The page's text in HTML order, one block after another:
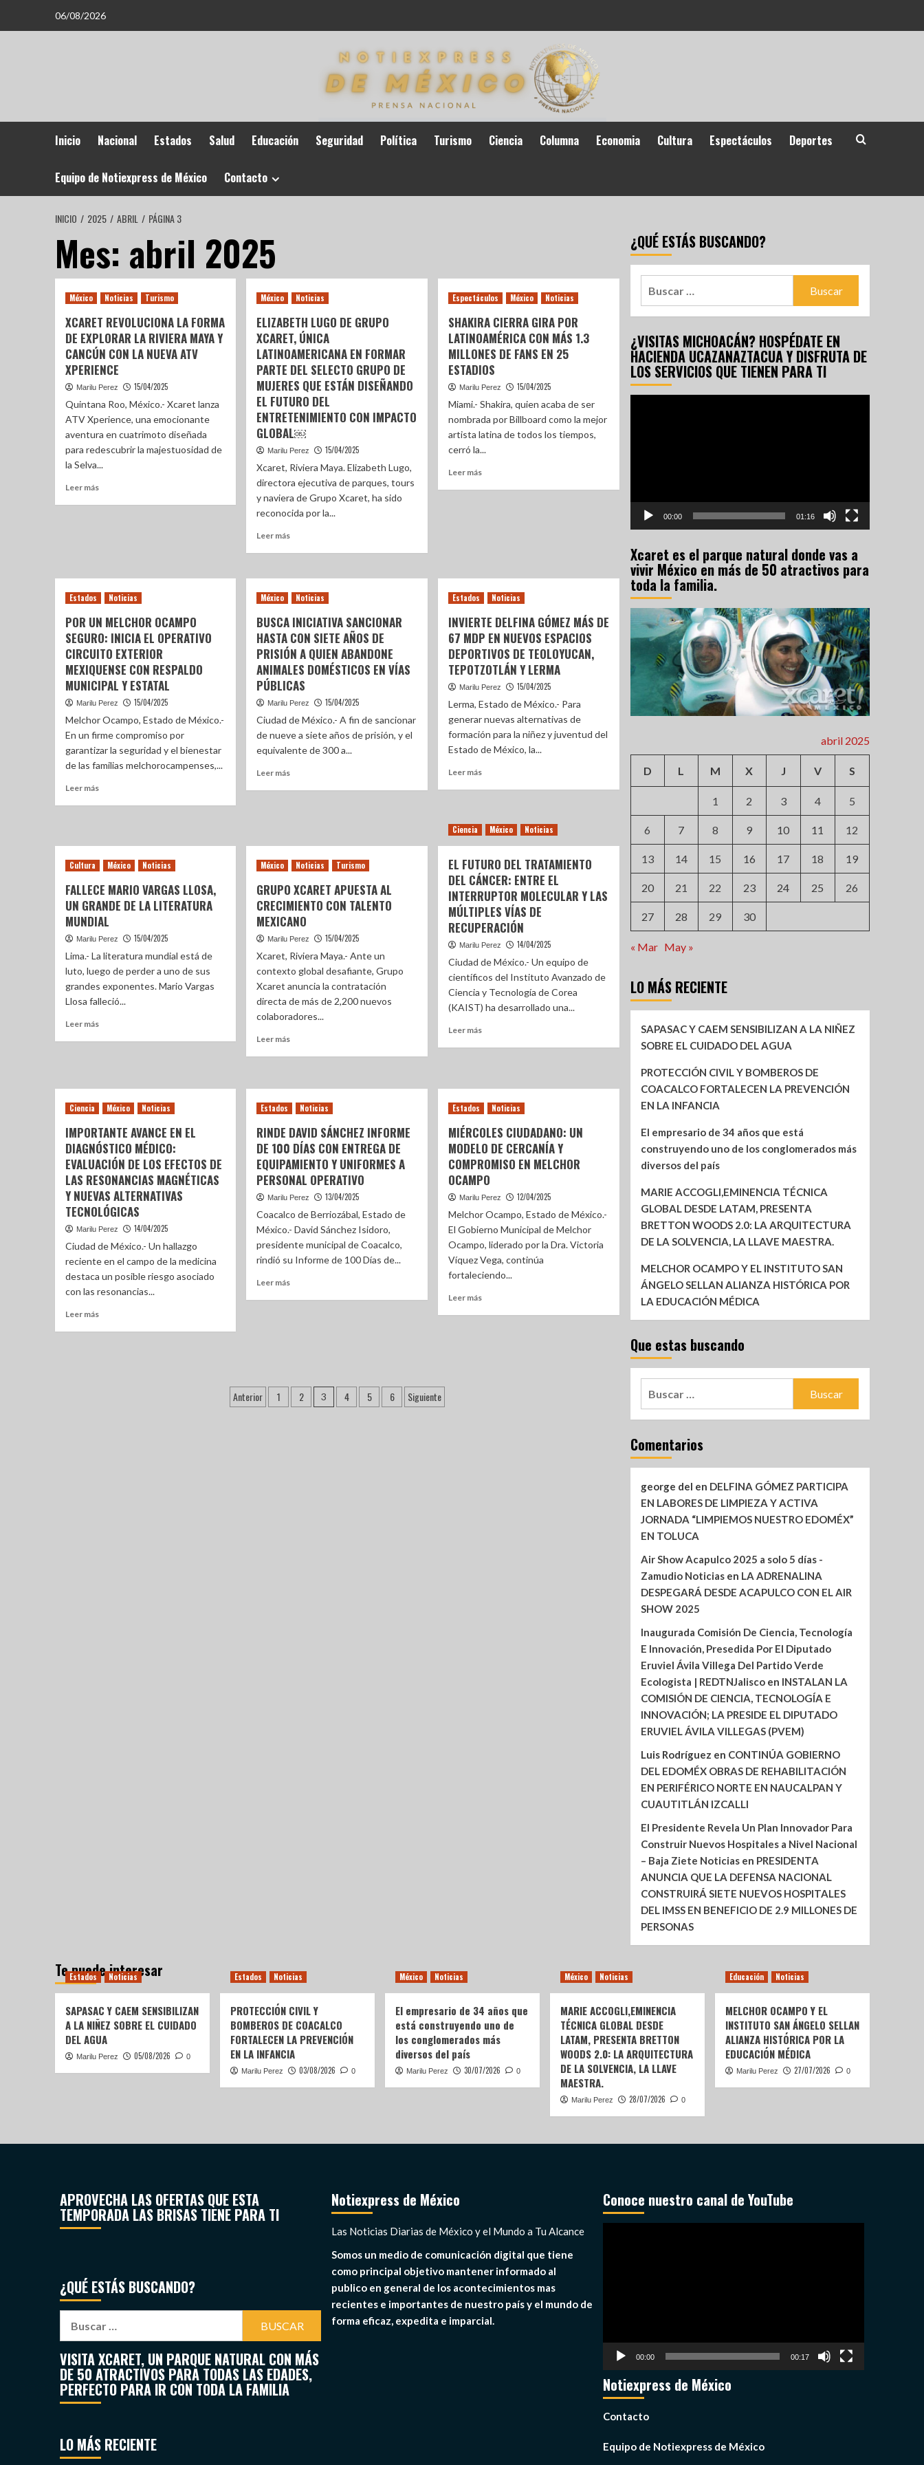
06/08/2026
Inicio Nacional Estados Salud Educación Seguridad Política Turismo Ciencia Columna Economia Cultura Espectáculos Deportes
Equipo de Notiexpress de México Contacto
INICIO 2025 ABRIL PÁGINA 3
Mes: abril 2025
México Noticias Turismo
XCARET REVOLUCIONA LA FORMA
DE EXPLORAR LA RIVIERA MAYA Y
CANCÚN CON LA NUEVA ATV
XPERIENCE
Marilu Perez 15/04/2025
Quintana Roo, México.- Xcaret lanza
ATV Xperience, una emocionante
aventura en cuatrimoto diseñada
para redescubrir la majestuosidad de
la Selva...
Leer más
México Noticias
ELIZABETH LUGO DE GRUPO
XCARET, ÚNICA
LATINOAMERICANA EN FORMAR
PARTE DEL SELECTO GRUPO DE
MUJERES QUE ESTÁN DISEÑANDO
EL FUTURO DEL
ENTRETENIMIENTO CON IMPACTO
GLOBAL￼
Marilu Perez 15/04/2025
Xcaret, Riviera Maya. Elizabeth Lugo,
directora ejecutiva de parques, tours
y naviera de Grupo Xcaret, ha sido
reconocida por la...
Leer más
Espectáculos México Noticias
SHAKIRA CIERRA GIRA POR
LATINOAMÉRICA CON MÁS 1.3
MILLONES DE FANS EN 25
ESTADIOS
Marilu Perez 15/04/2025
Miami.- Shakira, quien acaba de ser
nombrada por Billboard como la mejor
artista latina de todos los tiempos,
cerró la...
Leer más
Estados Noticias
POR UN MELCHOR OCAMPO
SEGURO: INICIA EL OPERATIVO
CIRCUITO EXTERIOR
MEXIQUENSE CON RESPALDO
MUNICIPAL Y ESTATAL
Marilu Perez 15/04/2025
Melchor Ocampo, Estado de México.-
En un firme compromiso por
garantizar la seguridad y el bienestar
de las familias melchorocampenses,...
Leer más
México Noticias
BUSCA INICIATIVA SANCIONAR
HASTA CON SIETE AÑOS DE
PRISIÓN A QUIEN ABANDONE
ANIMALES DOMÉSTICOS EN VÍAS
PÚBLICAS
Marilu Perez 15/04/2025
Ciudad de México.- A fin de sancionar
de nueve a siete años de prisión, y el
equivalente de 300 a...
Leer más
Estados Noticias
INVIERTE DELFINA GÓMEZ MÁS DE
67 MDP EN NUEVOS ESPACIOS
DEPORTIVOS DE TEOLOYUCAN,
TEPOTZOTLÁN Y LERMA
Marilu Perez 15/04/2025
Lerma, Estado de México.- Para
generar nuevas alternativas de
formación para la niñez y juventud del
Estado de México, la...
Leer más
Cultura México Noticias
FALLECE MARIO VARGAS LLOSA,
UN GRANDE DE LA LITERATURA
MUNDIAL
Marilu Perez 15/04/2025
Lima.- La literatura mundial está de
luto, luego de perder a uno de sus
grandes exponentes. Mario Vargas
Llosa falleció...
Leer más
México Noticias Turismo
GRUPO XCARET APUESTA AL
CRECIMIENTO CON TALENTO
MEXICANO
Marilu Perez 15/04/2025
Xcaret, Riviera Maya.- Ante un
contexto global desafiante, Grupo
Xcaret anuncia la contratación
directa de más de 2,200 nuevos
colaboradores...
Leer más
Ciencia México Noticias
EL FUTURO DEL TRATAMIENTO
DEL CÁNCER: ENTRE EL
INTERRUPTOR MOLECULAR Y LAS
MÚLTIPLES VÍAS DE
RECUPERACIÓN
Marilu Perez 14/04/2025
Ciudad de México.- Un equipo de
científicos del Instituto Avanzado de
Ciencia y Tecnología de Corea
(KAIST) ha desarrollado una...
Leer más
Ciencia México Noticias
IMPORTANTE AVANCE EN EL
DIAGNÓSTICO MÉDICO:
EVALUACIÓN DE LOS EFECTOS DE
LAS RESONANCIAS MAGNÉTICAS
Y NUEVAS ALTERNATIVAS
TECNOLÓGICAS
Marilu Perez 14/04/2025
Ciudad de México.- Un hallazgo
reciente en el campo de la medicina
destaca un posible riesgo asociado
con las resonancias...
Leer más
Estados Noticias
RINDE DAVID SÁNCHEZ INFORME
DE 100 DÍAS CON ENTREGA DE
EQUIPAMIENTO Y UNIFORMES A
PERSONAL OPERATIVO
Marilu Perez 13/04/2025
Coacalco de Berriozábal, Estado de
México.- David Sánchez Isidoro,
presidente municipal de Coacalco,
rindió su Informe de 100 Días de...
Leer más
Estados Noticias
MIÉRCOLES CIUDADANO: UN
MODELO DE CERCANÍA Y
COMPROMISO EN MELCHOR
OCAMPO
Marilu Perez 12/04/2025
Melchor Ocampo, Estado de México.-
El Gobierno Municipal de Melchor
Ocampo, liderado por la Dra. Victoria
Víquez Vega, continúa
fortaleciendo...
Leer más
Anterior 1 2 3 4 5 6 Siguiente
¿QUÉ ESTÁS BUSCANDO?
¿VISITAS MICHOACÁN? HOSPÉDATE EN
HACIENDA UCAZANAZTACUA Y DISFRUTA DE
LOS SERVICIOS QUE TIENEN PARA TI
00:00 01:16
Xcaret es el parque natural donde vas a
vivir México en más de 50 atractivos para
toda la familia.
abril 2025
D L M X J V S
1 2 3 4 5
6 7 8 9 10 11 12
13 14 15 16 17 18 19
20 21 22 23 24 25 26
27 28 29 30
« Mar May »
LO MÁS RECIENTE
SAPASAC Y CAEM SENSIBILIZAN A LA NIÑEZ
SOBRE EL CUIDADO DEL AGUA
PROTECCIÓN CIVIL Y BOMBEROS DE
COACALCO FORTALECEN LA PREVENCIÓN
EN LA INFANCIA
El empresario de 34 años que está
construyendo uno de los conglomerados más
diversos del país
MARIE ACCOGLI,EMINENCIA TÉCNICA
GLOBAL DESDE LATAM, PRESENTA
BRETTON WOODS 2.0: LA ARQUITECTURA
DE LA SOLVENCIA, LA LLAVE MAESTRA.
MELCHOR OCAMPO Y EL INSTITUTO SAN
ÁNGELO SELLAN ALIANZA HISTÓRICA POR
LA EDUCACIÓN MÉDICA
Que estas buscando
Comentarios
george del en DELFINA GÓMEZ PARTICIPA
EN LABORES DE LIMPIEZA Y ACTIVA
JORNADA “LIMPIEMOS NUESTRO EDOMÉX”
EN TOLUCA
Air Show Acapulco 2025 a solo 5 días -
Zamudio Noticiasen LA ADRENALINA
DESPEGARÁ DESDE ACAPULCO CON EL AIR
SHOW 2025
Inaugurada Comisión De Ciencia, Tecnología
E Innovación, Presedida Por El Diputado
Eruviel Ávila Villega Del Partido Verde
Ecologista | REDTNJaliscoen INSTALAN LA
COMISIÓN DE CIENCIA, TECNOLOGÍA E
INNOVACIÓN; LA PRESIDE EL DIPUTADO
ERUVIEL ÁVILA VILLEGAS (PVEM)
Luis Rodríguez en CONTINÚA GOBIERNO
DEL EDOMÉX OBRAS DE REHABILITACIÓN
EN PERIFÉRICO NORTE EN NAUCALPAN Y
CUAUTITLÁN IZCALLI
El Presidente Revela Un Plan Innovador Para
Construir Nuevos Hospitales a Nivel Nacional
– Baja Ziete Noticiasen PRESIDENTA
ANUNCIA QUE LA DEFENSA NACIONAL
CONSTRUIRÁ SIETE NUEVOS HOSPITALES
DEL IMSS EN BENEFICIO DE 2.9 MILLONES DE
PERSONAS
Te puede interesar
Estados Noticias
SAPASAC Y CAEM SENSIBILIZAN
A LA NIÑEZ SOBRE EL CUIDADO
DEL AGUA
Marilu Perez 05/08/2026 0
Estados Noticias
PROTECCIÓN CIVIL Y
BOMBEROS DE COACALCO
FORTALECEN LA PREVENCIÓN
EN LA INFANCIA
Marilu Perez 03/08/2026 0
México Noticias
El empresario de 34 años que
está construyendo uno de
los conglomerados más
diversos del país
Marilu Perez 30/07/2026 0
México Noticias
MARIE ACCOGLI,EMINENCIA
TÉCNICA GLOBAL DESDE
LATAM, PRESENTA BRETTON
WOODS 2.0: LA ARQUITECTURA
DE LA SOLVENCIA, LA LLAVE
MAESTRA.
Marilu Perez 28/07/2026 0
Educación Noticias
MELCHOR OCAMPO Y EL
INSTITUTO SAN ÁNGELO SELLAN
ALIANZA HISTÓRICA POR LA
EDUCACIÓN MÉDICA
Marilu Perez 27/07/2026 0
APROVECHA LAS OFERTAS QUE ESTA
TEMPORADA LAS BRISAS TIENE PARA TI
¿QUÉ ESTÁS BUSCANDO?
VISITA XCARET, UN PARQUE NATURAL CON MÁS
DE 50 ATRACTIVOS PARA TODAS LAS EDADES,
PERFECTO PARA IR CON TODA LA FAMILIA
LO MÁS RECIENTE
Notiexpress de México
Las Noticias Diarias de México y el Mundo a Tu Alcance
Somos un medio de comunicación digital que tiene
como principal objetivo mantener informado al
publico en general de los acontecimientos mas
recientes e importantes de nuestro país y el mundo de
forma eficaz, expedita e imparcial.
Conoce nuestro canal de YouTube
00:00 00:17
Notiexpress de México
Contacto
Equipo de Notiexpress de México